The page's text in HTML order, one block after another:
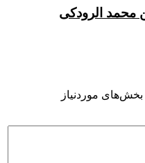
محمد الرودکی
بخش‌های موردنیاز